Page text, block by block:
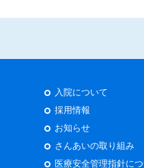
入院について
採用情報
お知らせ
さんあいの取り組み
医療安全管理指針に